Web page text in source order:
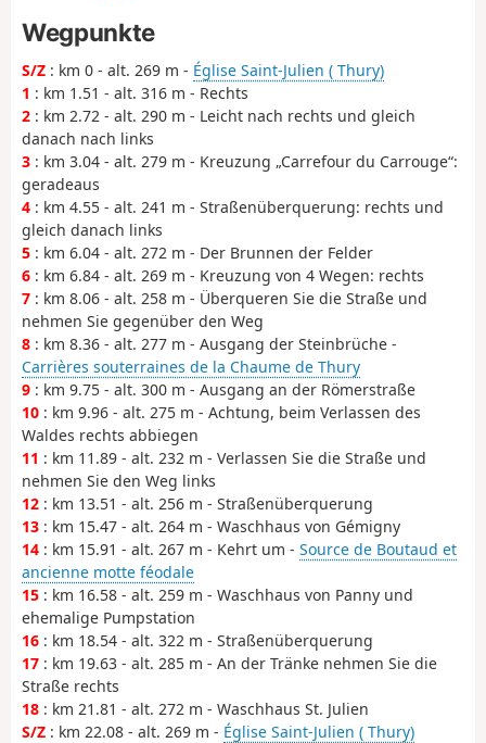
Wegpunkte
S/Z : km 0 - alt. 269 m - Église Saint-Julien ( Thury)
1 : km 1.51 - alt. 316 m - Rechts
2 : km 2.72 - alt. 290 m - Leicht nach rechts und gleich
danach nach links
3 : km 3.04 - alt. 279 m - Kreuzung „Carrefour du Carrouge“:
geradeaus
4 : km 4.55 - alt. 241 m - Straßenüberquerung: rechts und
gleich danach links
5 : km 6.04 - alt. 272 m - Der Brunnen der Felder
6 : km 6.84 - alt. 269 m - Kreuzung von 4 Wegen: rechts
7 : km 8.06 - alt. 258 m - Überqueren Sie die Straße und
nehmen Sie gegenüber den Weg
8 : km 8.36 - alt. 277 m - Ausgang der Steinbrüche -
Carrières souterraines de la Chaume de Thury
9 : km 9.75 - alt. 300 m - Ausgang an der Römerstraße
10 : km 9.96 - alt. 275 m - Achtung, beim Verlassen des
Waldes rechts abbiegen
11 : km 11.89 - alt. 232 m - Verlassen Sie die Straße und
nehmen Sie den Weg links
12 : km 13.51 - alt. 256 m - Straßenüberquerung
13 : km 15.47 - alt. 264 m - Waschhaus von Gémigny
14 : km 15.91 - alt. 267 m - Kehrt um - Source de Boutaud et
ancienne motte féodale
15 : km 16.58 - alt. 259 m - Waschhaus von Panny und
ehemalige Pumpstation
16 : km 18.54 - alt. 322 m - Straßenüberquerung
17 : km 19.63 - alt. 285 m - An der Tränke nehmen Sie die
Straße rechts
18 : km 21.81 - alt. 272 m - Waschhaus St. Julien
S/Z : km 22.08 - alt. 269 m - Église Saint-Julien ( Thury)